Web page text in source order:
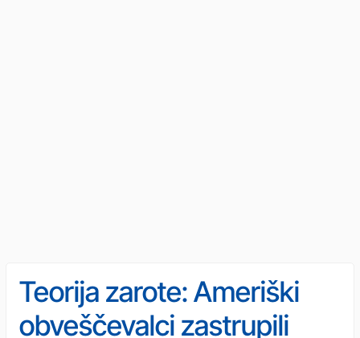
Teorija zarote: Ameriški
obveščevalci zastrupili